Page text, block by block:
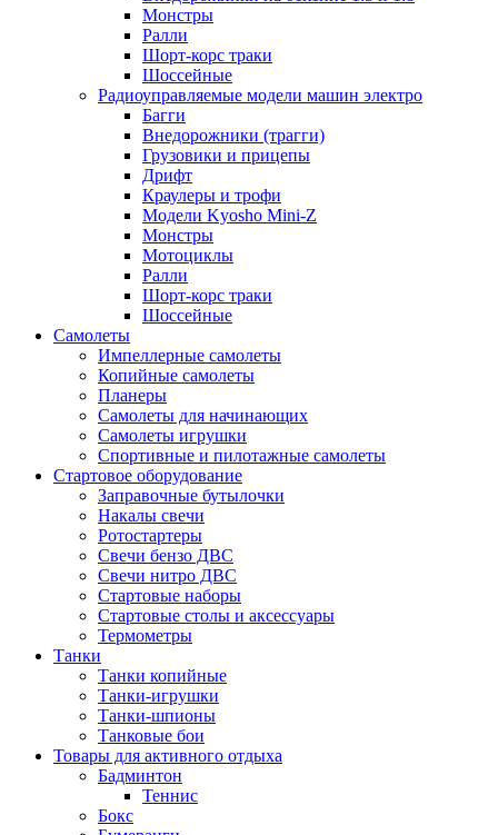
Монстры
Ралли
Шорт-корс траки
Шоссейные
Радиоуправляемые модели машин электро
Багги
Внедорожники (трагги)
Грузовики и прицепы
Дрифт
Краулеры и трофи
Модели Kyosho Mini-Z
Монстры
Мотоциклы
Ралли
Шорт-корс траки
Шоссейные
Самолеты
Импеллерные самолеты
Копийные самолеты
Планеры
Самолеты для начинающих
Самолеты игрушки
Спортивные и пилотажные самолеты
Стартовое оборудование
Заправочные бутылочки
Накалы свечи
Ротостартеры
Свечи бензо ДВС
Свечи нитро ДВС
Стартовые наборы
Стартовые столы и аксессуары
Термометры
Танки
Танки копийные
Танки-игрушки
Танки-шпионы
Танковые бои
Товары для активного отдыха
Бадминтон
Теннис
Бокс